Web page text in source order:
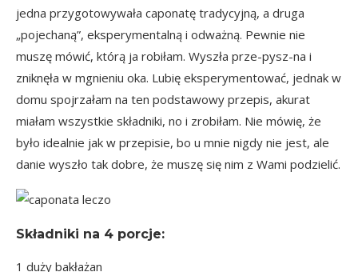
jedna przygotowywała caponatę tradycyjną, a druga
„pojechaną”, eksperymentalną i odważną. Pewnie nie
muszę mówić, którą ja robiłam. Wyszła prze-pysz-na i
zniknęła w mgnieniu oka. Lubię eksperymentować, jednak w
domu spojrzałam na ten podstawowy przepis, akurat
miałam wszystkie składniki, no i zrobiłam. Nie mówię, że
było idealnie jak w przepisie, bo u mnie nigdy nie jest, ale
danie wyszło tak dobre, że muszę się nim z Wami podzielić.
Składniki na 4 porcje:
1 duży bakłażan